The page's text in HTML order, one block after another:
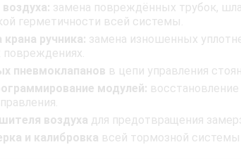
замена повреждённых трубок,
герметичности всей системы.
ручника: замена изношенных
повреждениях.
пневмоклапанов в цепи управления
модулей:
воздуха для предотвращения
и калибровка всей тормозной